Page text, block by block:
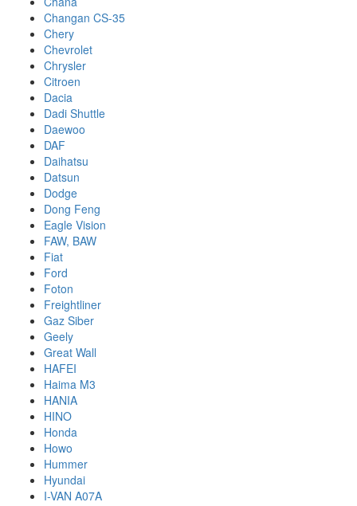
Changan CS-35
Chery
Chevrolet
Chrysler
Citroen
Dacia
Dadi Shuttle
Daewoo
DAF
Daihatsu
Datsun
Dodge
Dong Feng
Eagle Vision
FAW, BAW
Fiat
Ford
Foton
Freightliner
Gaz Siber
Geely
Great Wall
HAFEI
Haima M3
HANIA
HINO
Honda
Howo
Hummer
Hyundai
I-VAN A07A